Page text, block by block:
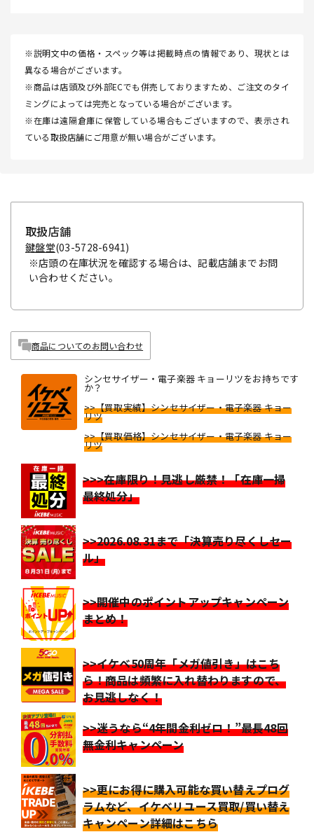
※説明文中の価格・スペック等は掲載時点の情報であり、現状とは
異なる場合がございます。
※商品は店頭及び外部ECでも併売しておりますため、ご注文のタイ
ミングによっては完売となっている場合がございます。
※在庫は遠隔倉庫に保管している場合もございますので、表示され
ている取扱店舗にご用意が無い場合がございます。
取扱店舗
鍵盤堂(03-5728-6941)
※店頭の在庫状況を確認する場合は、記載店舗までお問
い合わせください。
商品についてのお問い合わせ
シンセサイザー・電子楽器 キョーリツをお持ちです
か？
>>【買取実績】シンセサイザー・電子楽器 キョー
リツ
>>【買取価格】シンセサイザー・電子楽器 キョー
リツ
>>>在庫限り！見逃し厳禁！「在庫一掃
最終処分」
>>2026.08.31まで「決算売り尽くしセー
ル」
>>開催中のポイントアップキャンペーン
まとめ！
>>イケベ50周年「メガ値引き」はこち
ら！商品は頻繁に入れ替わりますので、
お見逃しなく！
>>迷うなら“4年間金利ゼロ！”最長48回
無金利キャンペーン
>>更にお得に購入可能な買い替えプログ
ラムなど、イケベリユース買取/買い替え
キャンペーン詳細はこちら